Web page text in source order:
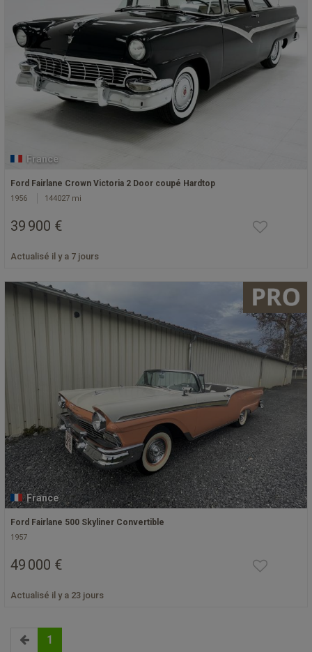
France
Ford Fairlane Crown Victoria 2 Door coupé Hardtop
1956 144027 mi
39 900 €
Actualisé il y a 7 jours
France
Ford Fairlane 500 Skyliner Convertible
1957
49 000 €
Actualisé il y a 23 jours
1